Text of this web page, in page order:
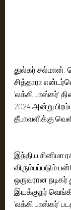
துல்கர் சல்மான்,
சித்தாரா
’லக்கி பாஸ்கர்’
2024 அன்று
தீபாவளிக்கு
இந்திய சினிமா
விரும்பப்படும்
ஒருவரான
இயக்குநர்
’லக்கி பாஸ்கர்’